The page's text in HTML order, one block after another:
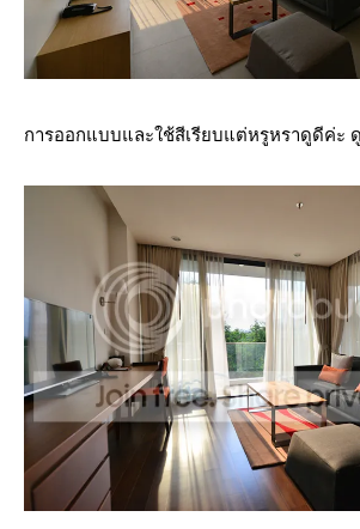
การออกแบบและใช้สีเรียบแต่หรูหราดูดีค่ะ